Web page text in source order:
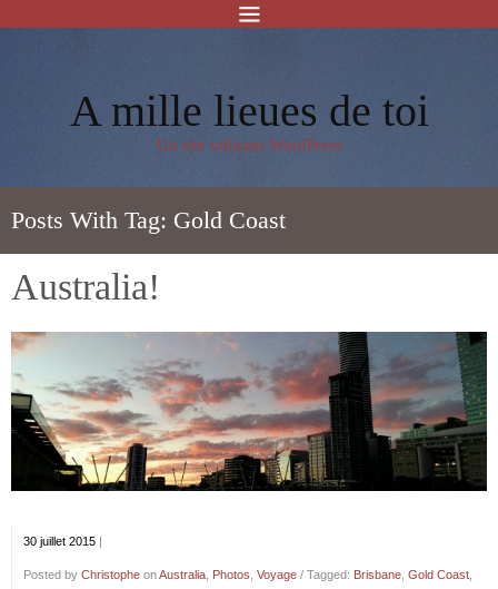
A mille lieues de toi
Un site utilisant WordPress
Posts With Tag: Gold Coast
Australia!
30 juillet 2015 |
Posted by Christophe onAustralia Photos Voyage / Tagged: Brisbane Gold Coast